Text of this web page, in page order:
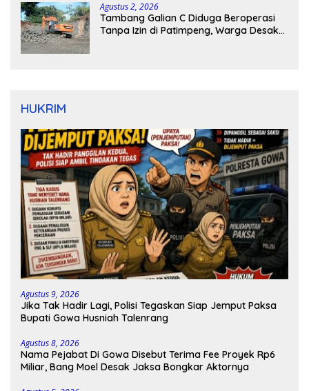
Agustus 2, 2026
Tambang Galian C Diduga Beroperasi
Tanpa Izin di Patimpeng, Warga Desak
HUKRIM
Agustus 9, 2026
Jika Tak Hadir Lagi, Polisi Tegaskan Siap Jemput Paksa
Bupati Gowa Husniah Talenrang
Agustus 8, 2026
Nama Pejabat Di Gowa Disebut Terima Fee Proyek Rp6
Miliar, Bang Moel Desak Jaksa Bongkar Aktornya